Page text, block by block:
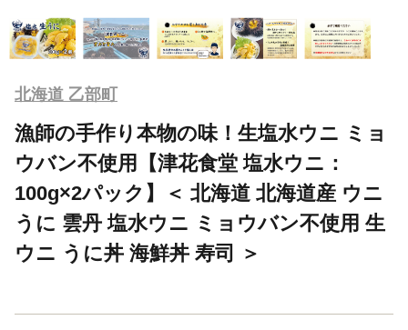
北海道 乙部町
漁師の手作り本物の味！生塩水ウニ ミョ
ウバン不使用【津花食堂 塩水ウニ：
100g×2パック】＜ 北海道 北海道産 ウニ
うに 雲丹 塩水ウニ ミョウバン不使用 生
ウニ うに丼 海鮮丼 寿司 ＞